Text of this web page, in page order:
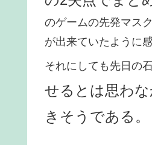
のゲームの先発マス
が出来ていたように感
それにしても先日の
せるとは思わ
きそうである。